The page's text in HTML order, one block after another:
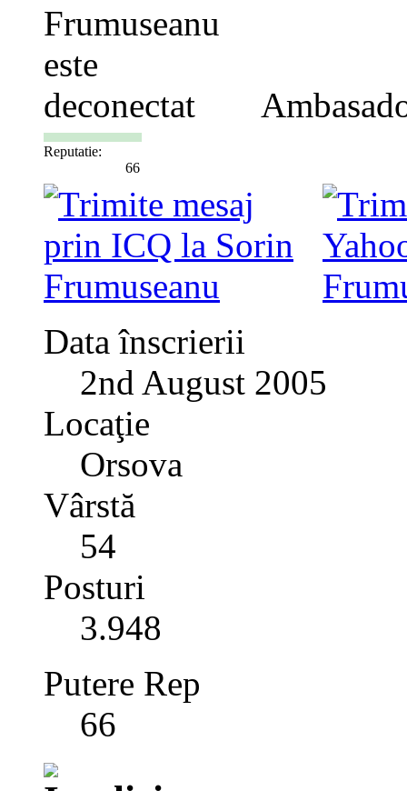
Reputatie:
66
Data înscrierii
2nd August 2005
Locaţie
Orsova
Vârstă
54
Posturi
3.948
Putere Rep
66